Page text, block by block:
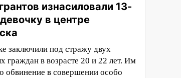
изнасиловали 13-
в центре
заключили под стражу двух
граждан в возрасте 20 и 22 лет. Им
обвинение в совершении особо